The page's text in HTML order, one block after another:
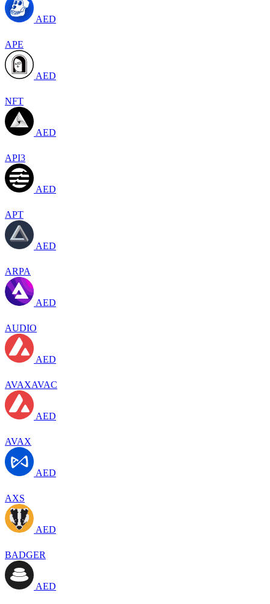
AED
APE
AED
NFT
AED
API3
AED
APT
AED
ARPA
AED
AUDIO
AED
AVAXAVAC
AED
AVAX
AED
AXS
AED
BADGER
AED